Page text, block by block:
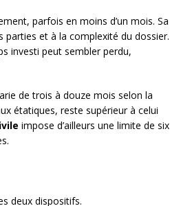
parfois en moins d’un mois. Sa
parties et à la complexité du dossier.
investi peut sembler perdu,
de trois à douze mois selon la
étatiques, reste supérieur à celui
impose d’ailleurs une limite de six
deux dispositifs.